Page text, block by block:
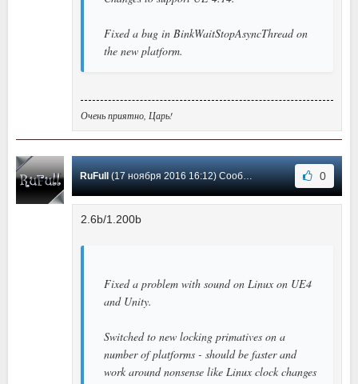
Fixed a bug in BinkWaitStopAsyncThread on
the new platform.
Очень приятно, Царь!
RuFull (17 ноября 2016 16:12) Сообщение #59 0
2.6b/1.200b
Fixed a problem with sound on Linux on UE4
and Unity.
Switched to new locking primatives on a
number of platforms - should be faster and
work around nonsense like Linux clock changes